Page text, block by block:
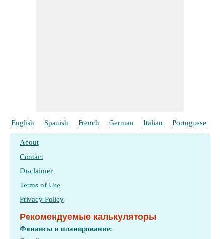
English Spanish French German Italian Portuguese
About
Contact
Disclaimer
Terms of Use
Privacy Policy
Рекомендуемые калькуляторы
Финансы и планирование: